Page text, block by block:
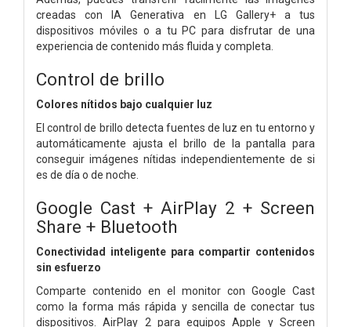
creadas con IA Generativa en LG Gallery+ a tus
dispositivos móviles o a tu PC para disfrutar de una
experiencia de contenido más fluida y completa.
Control de brillo
Colores nítidos bajo cualquier luz
El control de brillo detecta fuentes de luz en tu entorno y
automáticamente ajusta el brillo de la pantalla para
conseguir imágenes nítidas independientemente de si
es de día o de noche.
Google Cast + AirPlay 2 + Screen
Share + Bluetooth
Conectividad inteligente para compartir contenidos
sin esfuerzo
Comparte contenido en el monitor con Google Cast
como la forma más rápida y sencilla de conectar tus
dispositivos. AirPlay 2 para equipos Apple y Screen